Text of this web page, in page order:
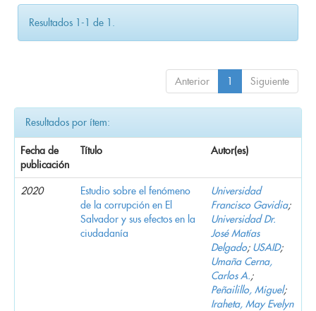
Resultados 1-1 de 1.
Anterior 1 Siguiente
Resultados por ítem:
Fecha de
publicación
Título Autor(es)
2020
Estudio sobre el fenómeno
de la corrupción en El
Salvador y sus efectos en la
ciudadanía
Universidad
Francisco Gavidia;
Universidad Dr.
José Matías
Delgado; USAID;
Umaña Cerna,
Carlos A.;
Peñailillo, Miguel;
Iraheta, May Evelyn